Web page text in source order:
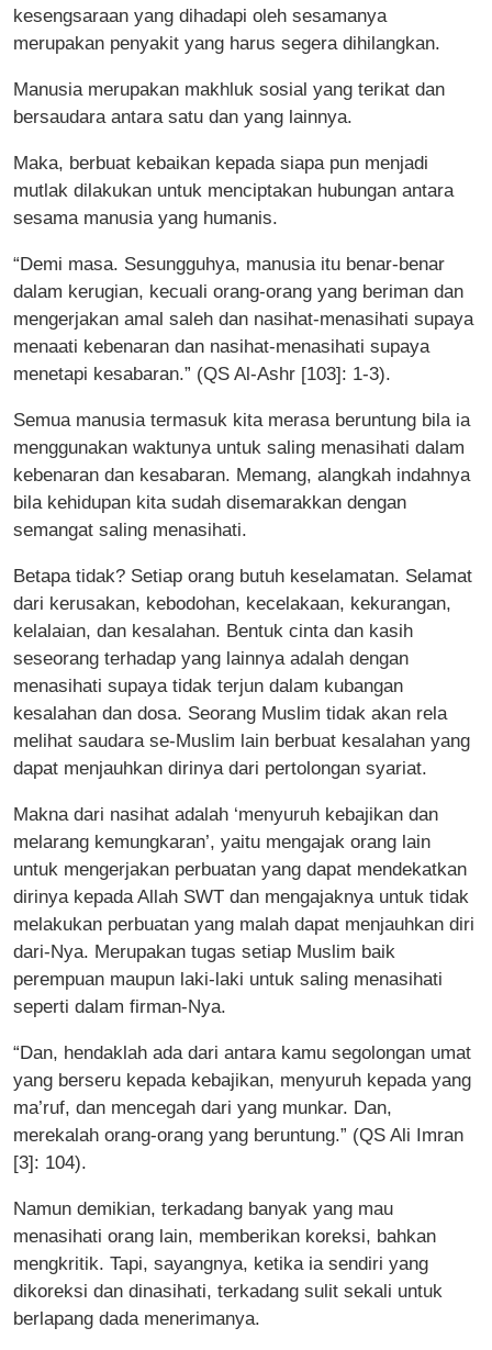
kesengsaraan yang dihadapi oleh sesamanya
merupakan penyakit yang harus segera dihilangkan.
Manusia merupakan makhluk sosial yang terikat dan
bersaudara antara satu dan yang lainnya.
Maka, berbuat kebaikan kepada siapa pun menjadi
mutlak dilakukan untuk menciptakan hubungan antara
sesama manusia yang humanis.
“Demi masa. Sesungguhya, manusia itu benar-benar
dalam kerugian, kecuali orang-orang yang beriman dan
mengerjakan amal saleh dan nasihat-menasihati supaya
menaati kebenaran dan nasihat-menasihati supaya
menetapi kesabaran.” (QS Al-Ashr [103]: 1-3).
Semua manusia termasuk kita merasa beruntung bila ia
menggunakan waktunya untuk saling menasihati dalam
kebenaran dan kesabaran. Memang, alangkah indahnya
bila kehidupan kita sudah disemarakkan dengan
semangat saling menasihati.
Betapa tidak? Setiap orang butuh keselamatan. Selamat
dari kerusakan, kebodohan, kecelakaan, kekurangan,
kelalaian, dan kesalahan. Bentuk cinta dan kasih
seseorang terhadap yang lainnya adalah dengan
menasihati supaya tidak terjun dalam kubangan
kesalahan dan dosa. Seorang Muslim tidak akan rela
melihat saudara se-Muslim lain berbuat kesalahan yang
dapat menjauhkan dirinya dari pertolongan syariat.
Makna dari nasihat adalah ‘menyuruh kebajikan dan
melarang kemungkaran’, yaitu mengajak orang lain
untuk mengerjakan perbuatan yang dapat mendekatkan
dirinya kepada Allah SWT dan mengajaknya untuk tidak
melakukan perbuatan yang malah dapat menjauhkan diri
dari-Nya. Merupakan tugas setiap Muslim baik
perempuan maupun laki-laki untuk saling menasihati
seperti dalam firman-Nya.
“Dan, hendaklah ada dari antara kamu segolongan umat
yang berseru kepada kebajikan, menyuruh kepada yang
ma’ruf, dan mencegah dari yang munkar. Dan,
merekalah orang-orang yang beruntung.” (QS Ali Imran
[3]: 104).
Namun demikian, terkadang banyak yang mau
menasihati orang lain, memberikan koreksi, bahkan
mengkritik. Tapi, sayangnya, ketika ia sendiri yang
dikoreksi dan dinasihati, terkadang sulit sekali untuk
berlapang dada menerimanya.